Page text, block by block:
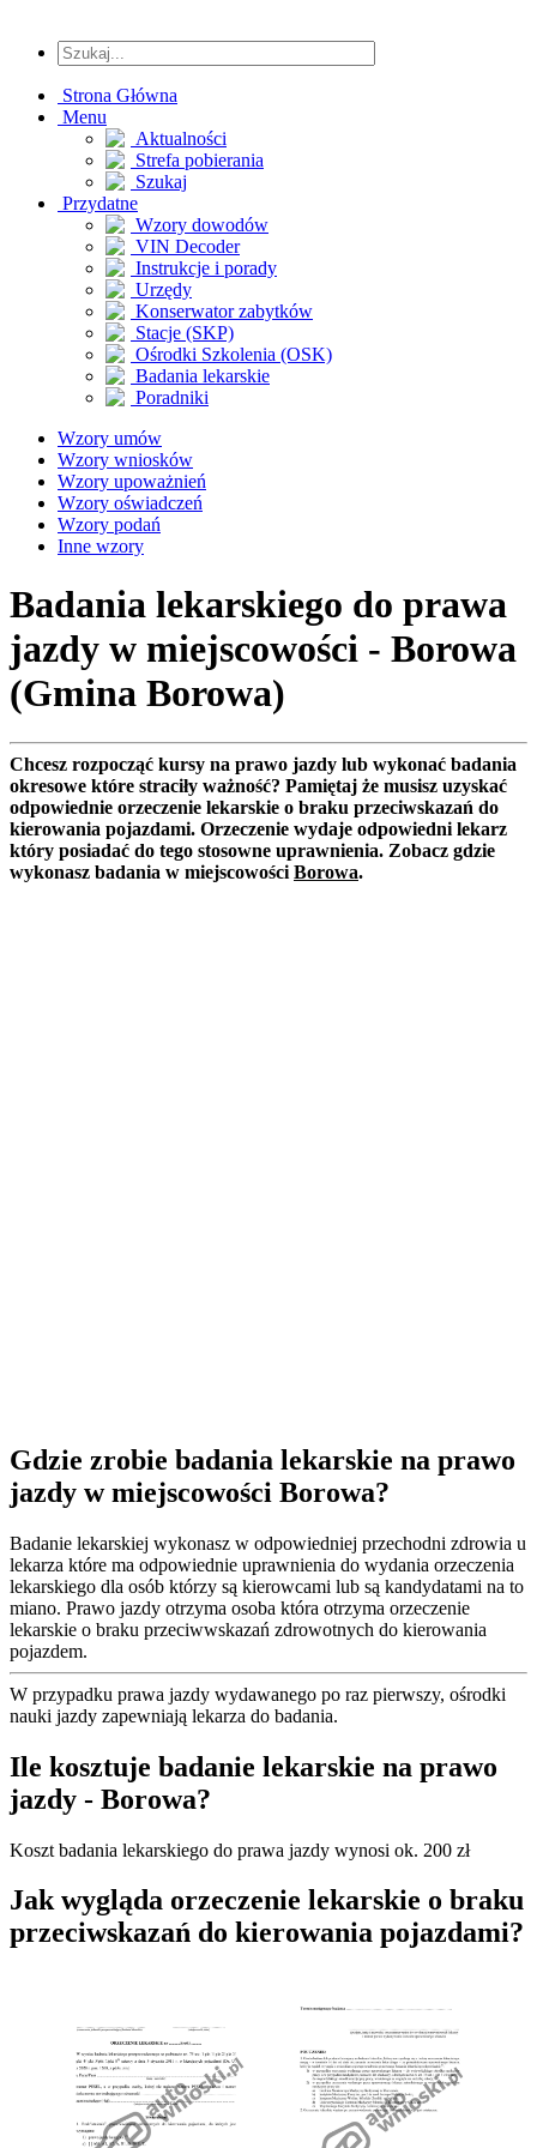
Strona Główna
Menu
Aktualności
Strefa pobierania
Szukaj
Przydatne
Wzory dowodów
VIN Decoder
Instrukcje i porady
Urzędy
Konserwator zabytków
Stacje (SKP)
Ośrodki Szkolenia (OSK)
Badania lekarskie
Poradniki
Wzory umów
Wzory wniosków
Wzory upoważnień
Wzory oświadczeń
Wzory podań
Inne wzory
Badania lekarskiego do prawa
jazdy w miejscowości - Borowa
(Gmina Borowa)
Chcesz rozpocząć kursy na prawo jazdy lub wykonać badania
okresowe które straciły ważność? Pamiętaj że musisz uzyskać
odpowiednie orzeczenie lekarskie o braku przeciwskazań do
kierowania pojazdami. Orzeczenie wydaje odpowiedni lekarz
który posiadać do tego stosowne uprawnienia. Zobacz gdzie
wykonasz badania w miejscowości Borowa.
Gdzie zrobie badania lekarskie na prawo
jazdy w miejscowości Borowa?
Badanie lekarskiej wykonasz w odpowiedniej przechodni zdrowia u
lekarza które ma odpowiednie uprawnienia do wydania orzeczenia
lekarskiego dla osób którzy są kierowcami lub są kandydatami na to
miano. Prawo jazdy otrzyma osoba która otrzyma orzeczenie
lekarskie o braku przeciwwskazań zdrowotnych do kierowania
pojazdem.
W przypadku prawa jazdy wydawanego po raz pierwszy, ośrodki
nauki jazdy zapewniają lekarza do badania.
Ile kosztuje badanie lekarskie na prawo
jazdy - Borowa?
Koszt badania lekarskiego do prawa jazdy wynosi ok. 200 zł
Jak wygląda orzeczenie lekarskie o braku
przeciwskazań do kierowania pojazdami?